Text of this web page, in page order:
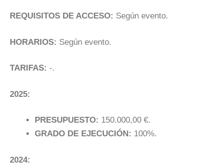
REQUISITOS DE ACCESO: Según evento.
HORARIOS: Según evento.
TARIFAS: -.
2025:
PRESUPUESTO: 150.000,00 €.
GRADO DE EJECUCIÓN: 100%.
2024: